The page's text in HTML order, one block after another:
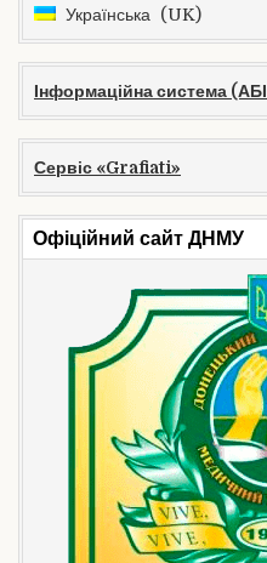
Українська
UK
Інформаційна система
Сервіс «Grafiati»
Офіційний сайт ДНМУ